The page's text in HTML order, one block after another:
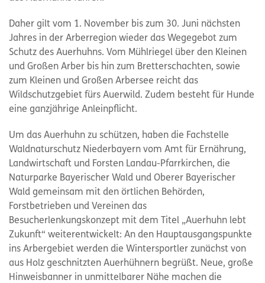
Daher gilt vom 1. November bis zum 30. Juni nächsten
Jahres in der Arberregion wieder das Wegegebot zum
Schutz des Auerhuhns. Vom Mühlriegel über den Kleinen
und Großen Arber bis hin zum Bretterschachten, sowie
zum Kleinen und Großen Arbersee reicht das
Wildschutzgebiet fürs Auerwild. Zudem besteht für Hunde
eine ganzjährige Anleinpflicht.
Um das Auerhuhn zu schützen, haben die Fachstelle
Waldnaturschutz Niederbayern vom Amt für Ernährung,
Landwirtschaft und Forsten Landau-Pfarrkirchen, die
Naturparke Bayerischer Wald und Oberer Bayerischer
Wald gemeinsam mit den örtlichen Behörden,
Forstbetrieben und Vereinen das
Besucherlenkungskonzept mit dem Titel „Auerhuhn lebt
Zukunft“ weiterentwickelt: An den Hauptausgangspunkte
ins Arbergebiet werden die Wintersportler zunächst von
aus Holz geschnitzten Auerhühnern begrüßt. Neue, große
Hinweisbanner in unmittelbarer Nähe machen die